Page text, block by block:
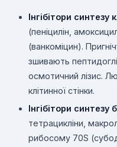
Інгібітори синтезу
(пеніцилін,
(ванкоміцин).
зшивають
осмотичний лізис.
клітинної стінки.
Інгібітори синтезу
тетрацикліни,
рибосому 70S